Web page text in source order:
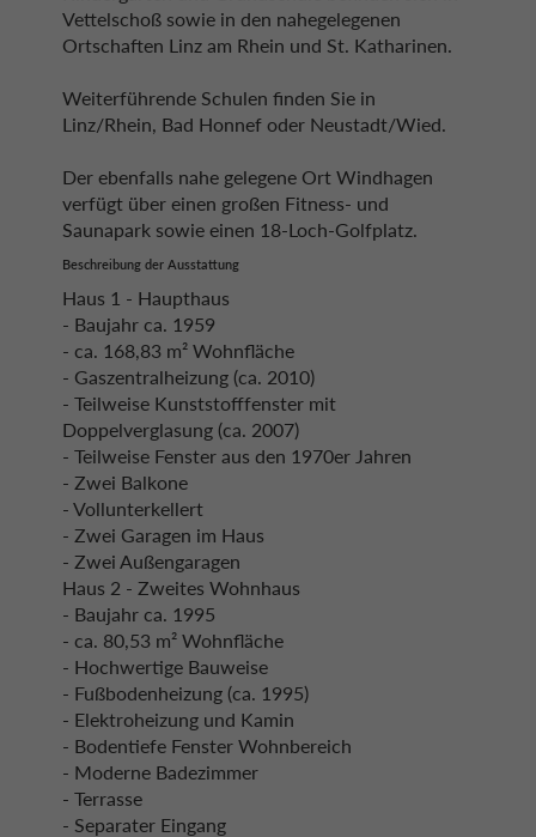
Vettelschoß sowie in den nahegelegenen
Ortschaften Linz am Rhein und St. Katharinen.
Weiterführende Schulen finden Sie in
Linz/Rhein, Bad Honnef oder Neustadt/Wied.
Der ebenfalls nahe gelegene Ort Windhagen
verfügt über einen großen Fitness- und
Saunapark sowie einen 18-Loch-Golfplatz.
Beschreibung der Ausstattung
Haus 1 - Haupthaus
- Baujahr ca. 1959
- ca. 168,83 m² Wohnfläche
- Gaszentralheizung (ca. 2010)
- Teilweise Kunststofffenster mit
Doppelverglasung (ca. 2007)
- Teilweise Fenster aus den 1970er Jahren
- Zwei Balkone
- Vollunterkellert
- Zwei Garagen im Haus
- Zwei Außengaragen
Haus 2 - Zweites Wohnhaus
- Baujahr ca. 1995
- ca. 80,53 m² Wohnfläche
- Hochwertige Bauweise
- Fußbodenheizung (ca. 1995)
- Elektroheizung und Kamin
- Bodentiefe Fenster Wohnbereich
- Moderne Badezimmer
- Terrasse
- Separater Eingang